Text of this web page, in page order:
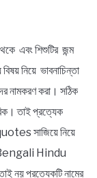
এবং শিশুটির জন্ম
নিয়ে ভাবনাচিন্তা
নামকরণ করা। সঠিক
তাই প্রত্যেক
সাজিয়ে নিয়ে
Bengali Hindu
নয় প্রত্যেকটি নামের